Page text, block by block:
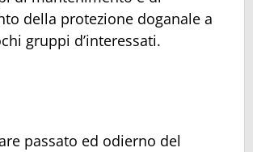
della protezione doganale a
gruppi d’interessati.
passato ed odierno del